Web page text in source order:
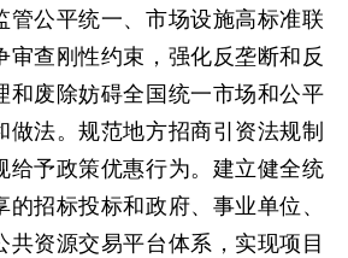
管公平统一、市场设施高标准联
审查刚性约束，强化反垄断和反
和废除妨碍全国统一市场和公平
做法。规范地方招商引资法规制
给予政策优惠行为。建立健全统
招标投标和政府、事业单位、
共资源交易平台体系，实现项目